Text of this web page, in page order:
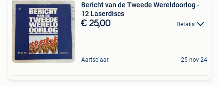
Bericht van de Tweede Wereldoorlog -
12 Laserdiscs
€ 25,00 Details
Aartselaar 25 nov 24